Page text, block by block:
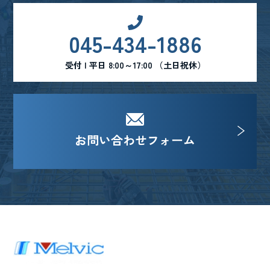
045-434-1886
受付 | 平日 8:00～17:00 （土日祝休）
お問い合わせフォーム